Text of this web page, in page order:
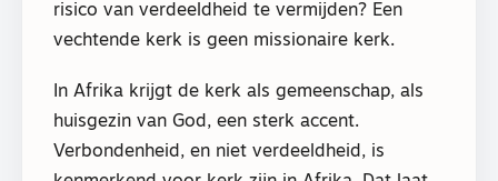
risico van verdeeldheid te vermijden? Een
vechtende kerk is geen missionaire kerk.
In Afrika krijgt de kerk als gemeenschap, als
huisgezin van God, een sterk accent.
Verbondenheid, en niet verdeeldheid, is